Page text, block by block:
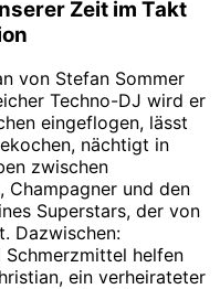
Zeit im Takt
von Stefan Sommer
Techno-DJ wird er
eingeflogen, lässt
nächtigt in
zwischen
und den
Superstars, der von
Dazwischen:
Schmerzmittel helfen
ein verheirateter